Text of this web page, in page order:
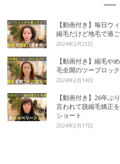
【動画付き】毎日ウ
縮毛だけど地毛で過
2024年2月23日
【動画付き】縮毛や
毛全開のツーブロッ
2024年2月14日
【動画付き】26年ぶ
言われて脱縮毛矯正
ショート
2024年2月17日